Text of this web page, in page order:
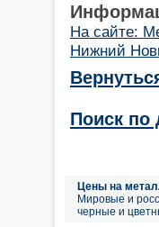
На сайте:
Нижний
Поиск по
Цены на
Мировые и
черные и